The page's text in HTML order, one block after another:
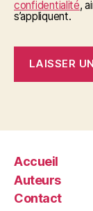
confidentialité,
s’appliquent.
Accueil
Auteurs
Contact